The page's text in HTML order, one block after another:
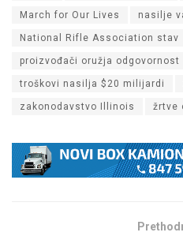
March for Our Lives nasilje
National Rifle Association stav
proizvođači oružja odgovornost
troškovi nasilja $20 milijardi
zakonodavstvo Illinois žrtve